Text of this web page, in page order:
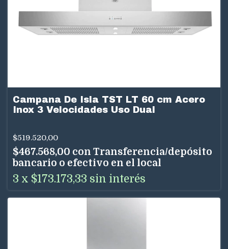
Campana De Isla TST LT 60 cm Acero
Inox 3 Velocidades Uso Dual
$519.520,00
$467.568,00 con Transferencia/depósito
bancario o efectivo en el local
3 x $173.173,33 sin interés